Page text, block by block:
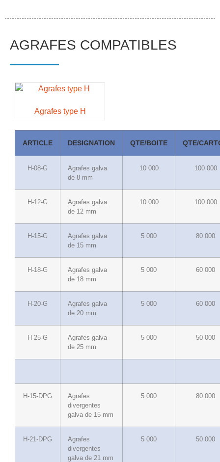
AGRAFES COMPATIBLES
Agrafes type H
ARTICLE DESIGNATION QTE/BOITE QTE/
H-08-G
Agrafes galva
de 8 mm
10 000 100 000
H-12-G
Agrafes galva
de 12 mm
10 000 100 000
H-15-G
Agrafes galva
de 15 mm
5 000 80 000
H-18-G
Agrafes galva
de 18 mm
5 000 60 000
H-20-G
Agrafes galva
de 20 mm
5 000 60 000
H-25-G
Agrafes galva
de 25 mm
5 000 50 000
H-15-DPG
Agrafes
divergentes
galva de 15 mm
5 000 80 000
H-21-DPG
Agrafes
divergentes
galva de 21 mm
5 000 50 000